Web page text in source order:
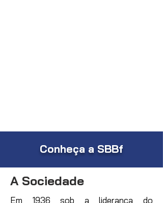
Conheça a SBBf
A Sociedade
Em 1936 sob a liderança do